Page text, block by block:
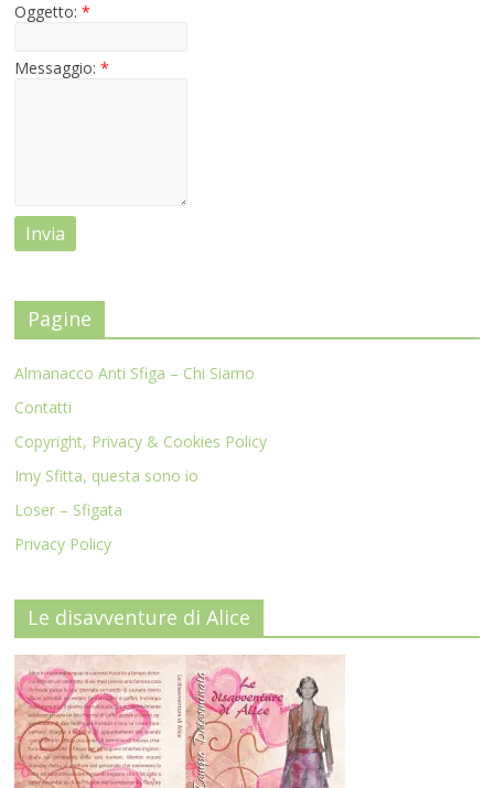
Oggetto:*
Messaggio:*
Pagine
Almanacco Anti Sfiga – Chi Siamo
Contatti
Copyright, Privacy & Cookies Policy
Imy Sfitta, questa sono io
Loser – Sfigata
Privacy Policy
Le disavventure di Alice